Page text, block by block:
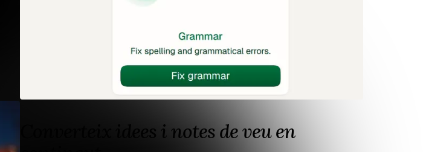
Converteix idees i notes de veu en